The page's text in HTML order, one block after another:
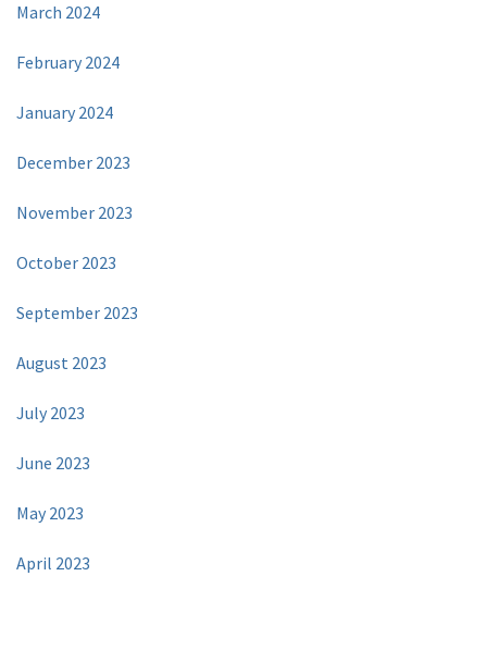
March 2024
February 2024
January 2024
December 2023
November 2023
October 2023
September 2023
August 2023
July 2023
June 2023
May 2023
April 2023